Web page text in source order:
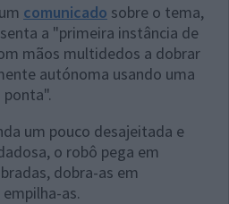
comunicado sobre o tema,
a "primeira instância de
mãos multidedos a dobrar
autónoma usando uma
um pouco desajeitada e
o robô pega em
dobra-as em
as.